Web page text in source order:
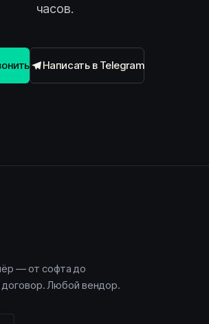
часов.
Написать в Telegram
— от софта до
Любой вендор.